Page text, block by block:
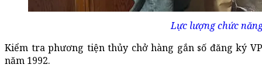
Lực lượng chức
Kiểm tra phương tiện thủy chở hàng gắn số đăng ký
năm 1992.